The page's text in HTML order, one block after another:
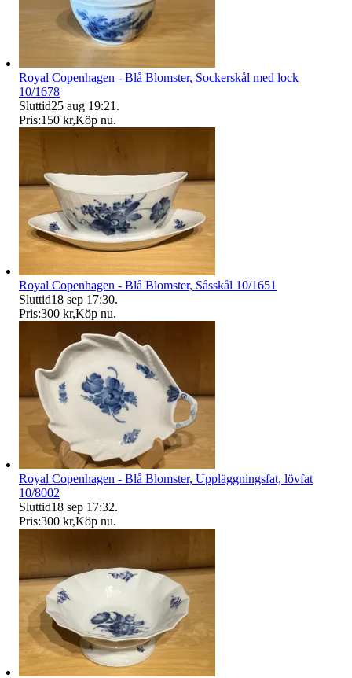
Royal Copenhagen - Blå Blomster, Sockerskål med lock
10/1678
Sluttid25 aug 19:21 .
Pris:150 kr,Köp nu.
Royal Copenhagen - Blå Blomster, Såsskål 10/1651
Sluttid18 sep 17:30.
Pris:300 kr,Köp nu.
Royal Copenhagen - Blå Blomster, Uppläggningsfat, lövfat
10/8002
Sluttid18 sep 17:32.
Pris:300 kr,Köp nu.